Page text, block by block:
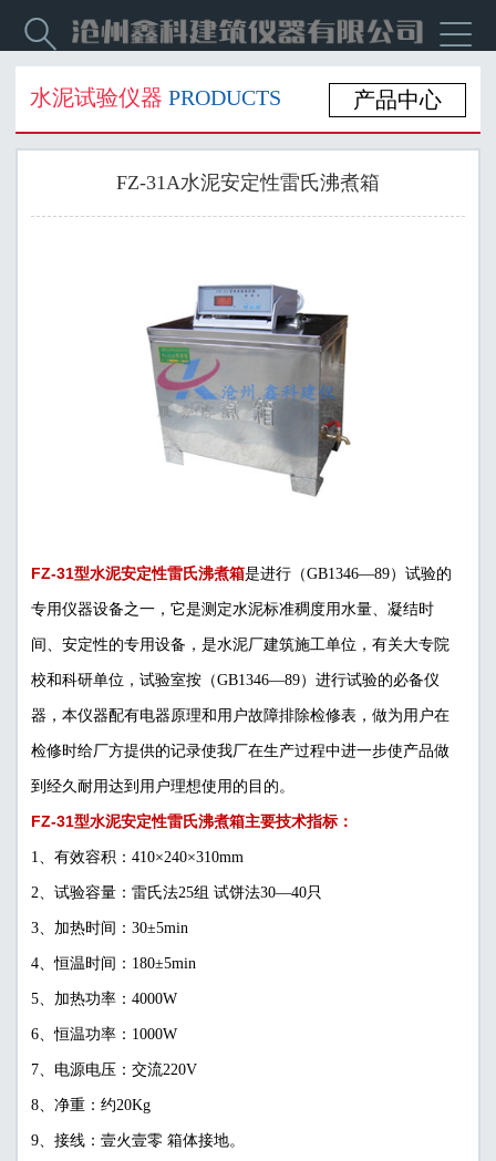


水泥试验仪器 PRODUCTS 产品中心
FZ-31A水泥安定性雷氏沸煮箱
FZ-31型水泥安定性雷氏沸煮箱是进行（GB1346—89）试验的
专用仪器设备之一，它是测定水泥标准稠度用水量、凝结时
间、安定性的专用设备，是水泥厂建筑施工单位，有关大专院
校和科研单位，试验室按（GB1346—89）进行试验的必备仪
器，本仪器配有电器原理和用户故障排除检修表，做为用户在
检修时给厂方提供的记录使我厂在生产过程中进一步使产品做
到经久耐用达到用户理想使用的目的。
FZ-31型水泥安定性雷氏沸煮箱主要技术指标：
1、有效容积：410×240×310mm
2、试验容量：雷氏法25组 试饼法30—40只
3、加热时间：30±5min
4、恒温时间：180±5min
5、加热功率：4000W
6、恒温功率：1000W
7、电源电压：交流220V
8、净重：约20Kg
9、接线：壹火壹零 箱体接地。